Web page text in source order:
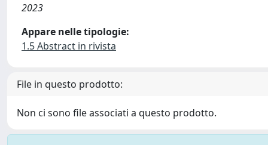
2023
Appare nelle tipologie:
1.5 Abstract in rivista
File in questo prodotto:
Non ci sono file associati a questo prodotto.